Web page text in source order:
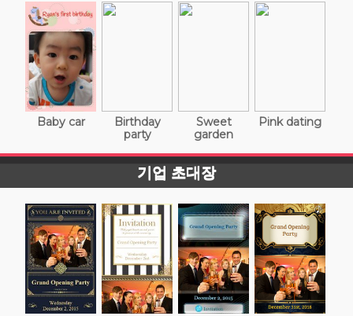
Baby car
Birthday
party
Sweet
garden
Pink dating
기업 초대장